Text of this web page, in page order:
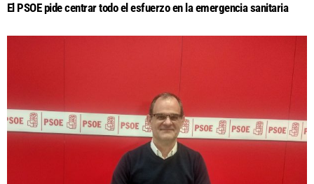
El PSOE pide centrar todo el esfuerzo en la emergencia sanitaria